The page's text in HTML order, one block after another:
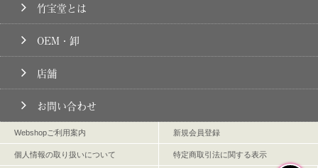
竹宝堂とは
OEM・卸
店舗
お問い合わせ
Webshopご利用案内 新規会員登録
個人情報の取り扱いについて 特定商取引法に関する表示